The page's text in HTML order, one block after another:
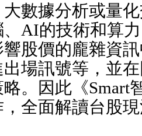
大數據分析或量
AI的技術和算
股價的龐雜資
場訊號等，並
。因此《Smart
，全面解讀台股